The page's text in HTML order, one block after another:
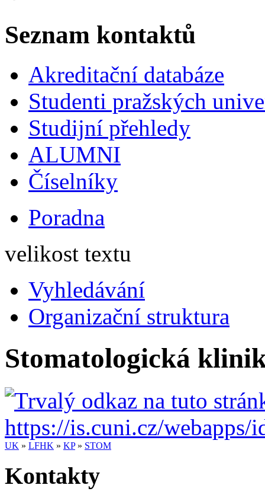
Seznam kontaktů
Akreditační databáze
Studenti pražských
Studijní přehledy
ALUMNI
Číselníky
Poradna
velikost textu
Vyhledávání
Organizační struktura
Stomatologická
UK » LFHK » KP» STOM
Kontakty